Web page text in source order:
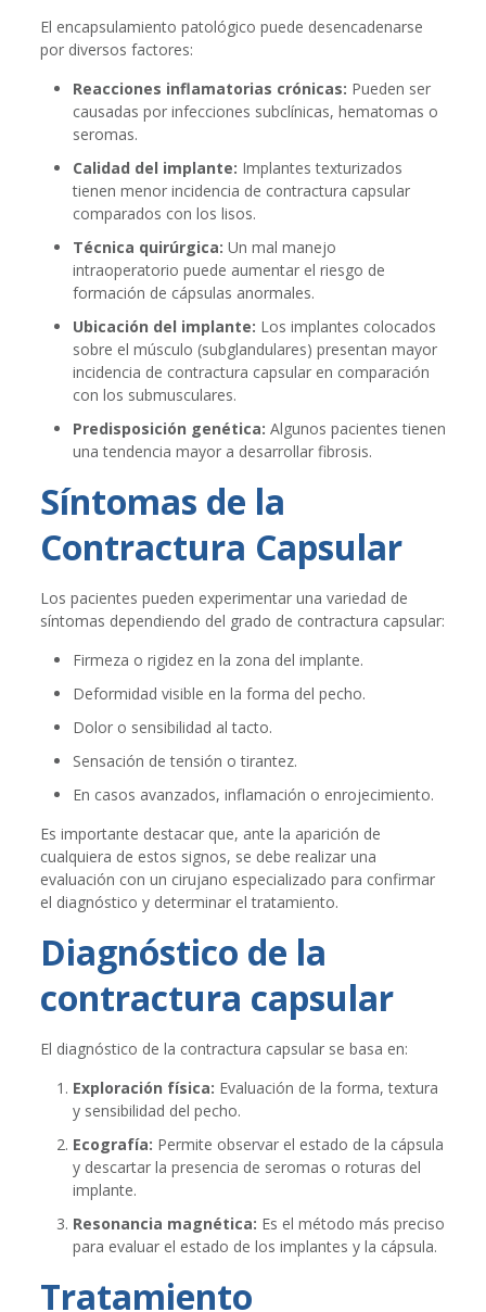
El encapsulamiento patológico puede desencadenarse
por diversos factores:
Reacciones inflamatorias crónicas: Pueden ser
causadas por infecciones subclínicas, hematomas o
seromas.
Calidad del implante: Implantes texturizados
tienen menor incidencia de contractura capsular
comparados con los lisos.
Técnica quirúrgica: Un mal manejo
intraoperatorio puede aumentar el riesgo de
formación de cápsulas anormales.
Ubicación del implante: Los implantes colocados
sobre el músculo (subglandulares) presentan mayor
incidencia de contractura capsular en comparación
con los submusculares.
Predisposición genética: Algunos pacientes tienen
una tendencia mayor a desarrollar fibrosis.
Síntomas de la
Contractura Capsular
Los pacientes pueden experimentar una variedad de
síntomas dependiendo del grado de contractura capsular:
Firmeza o rigidez en la zona del implante.
Deformidad visible en la forma del pecho.
Dolor o sensibilidad al tacto.
Sensación de tensión o tirantez.
En casos avanzados, inflamación o enrojecimiento.
Es importante destacar que, ante la aparición de
cualquiera de estos signos, se debe realizar una
evaluación con un cirujano especializado para confirmar
el diagnóstico y determinar el tratamiento.
Diagnóstico de la
contractura capsular
El diagnóstico de la contractura capsular se basa en:
Exploración física: Evaluación de la forma, textura
y sensibilidad del pecho.
Ecografía: Permite observar el estado de la cápsula
y descartar la presencia de seromas o roturas del
implante.
Resonancia magnética: Es el método más preciso
para evaluar el estado de los implantes y la cápsula.
Tratamiento